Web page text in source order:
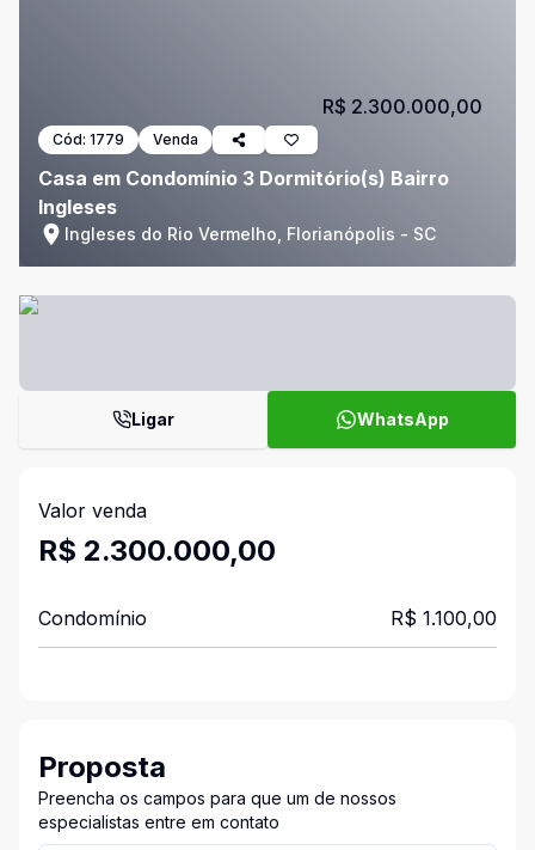
Cód: 1779 Venda
Casa em Condomínio 3 Dormitório(s) Bairro
Ingleses
Ingleses do Rio Vermelho, Florianópolis - SC
R$ 2.300.000,00
Ligar WhatsApp
Valor venda
R$ 2.300.000,00
Condomínio R$ 1.100,00
Proposta
Preencha os campos para que um de nossos
especialistas entre em contato